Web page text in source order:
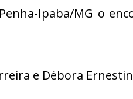
Ipaba/MG o
e Débora